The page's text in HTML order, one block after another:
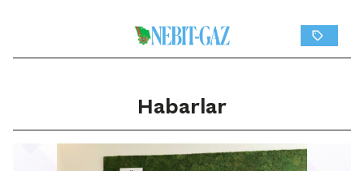
Habarlar